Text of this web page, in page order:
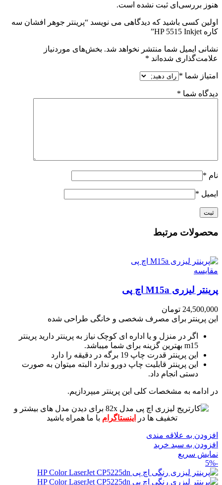
هنوز بررسی‌ای ثبت نشده است.
اولین کسی باشید که دیدگاهی می نویسد “پرینتر جوهر افشان سه
کاره HP 5515 Inkjet”
نشانی ایمیل شما منتشر نخواهد شد. بخش‌های موردنیاز
علامت‌گذاری شده‌اند *
امتیاز شما *
دیدگاه شما *
نام *
ایمیل *
محصولات مرتبط
مقايسه
پرینتر لیزری M15a اچ پی
24,500,000 تومان
این پرینتر برای مصرف شخصی و خانگی طراحی شده
اگر در منزل و یا اداره ای کوچک نیاز به پرینتر دارید پرینتر
m15 بهترین گزینه برای شما میباشد.
این پرینتر قدرت چاپ 19 برگه در دقیقه را دارد
این پرینتر قابلیت چاپ دورو ندارد البته میتوان به صورت
دستی انجام داد.
در ادامه به مشخصات کلی این پرینتر میپردازیم.
برای دیدن مدل های بیشتر و
تخفیف ها در
اینستاگرام با ما همراه باشید
افزودن به علاقه مندی
افزودن به سبد خرید
نمایش سریع
-5%